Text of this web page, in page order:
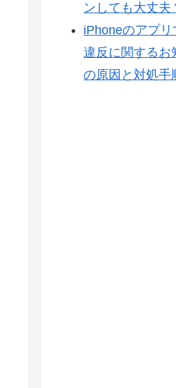
ンしても大丈
iPhoneのアプ
違反に関するお
の原因と対処手